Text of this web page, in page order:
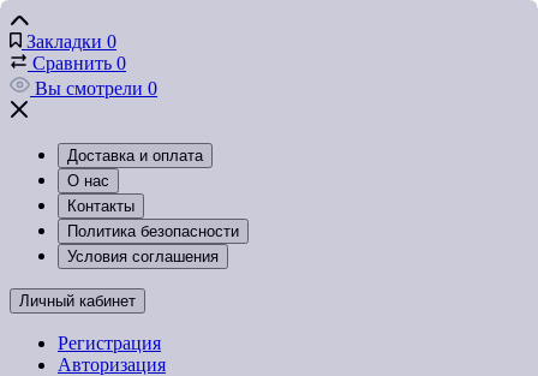
Закладки 0
Сравнить 0
Вы смотрели 0
Доставка и оплата
О нас
Контакты
Политика безопасности
Условия соглашения
Личный кабинет
Регистрация
Авторизация